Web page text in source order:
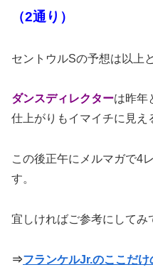
（2通り）
セントウルSの予想は以上
ダンスディレクターは昨年
仕上がりもイマイチに見え
この後正午にメルマガで4
す。
宜しければご参考にしてみ
⇒フランケルJr.のここだけ